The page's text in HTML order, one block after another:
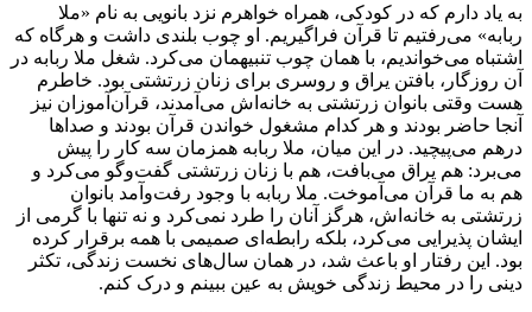
به یاد دارم که در کودکی، همراه خواهرم نزد بانویی به نام «ملا
ربابه» می‌رفتیم تا قرآن فراگیریم. او چوب بلندی داشت و هرگاه که
اشتباه می‌خواندیم، با همان چوب تنبیهمان می‌کرد. شغل ملا ربابه در
آن روزگار، بافتن یراق و روسری برای زنان زرتشتی بود. خاطرم
هست وقتی بانوان زرتشتی به خانه‌اش می‌آمدند، قرآن‌آموزان نیز
آنجا حاضر بودند و هر کدام مشغول خواندن قرآن بودند و صداها
درهم می‌پیچید. در این میان، ملا ربابه همزمان سه کار را پیش
می‌برد: هم یراق می‌بافت، هم با زنان زرتشتی گفت‌وگو می‌کرد و
هم به ما قرآن می‌آموخت. ملا ربابه با وجود رفت‌وآمد بانوان
زرتشتی به خانه‌اش، هرگز آنان را طرد نمی‌کرد و نه تنها با گرمی از
ایشان پذیرایی می‌کرد، بلکه رابطه‌ای صمیمی با همه برقرار کرده
بود. این رفتار او باعث شد، در همان سال‌های نخست زندگی، تکثر
دینی را در محیط زندگی خویش به عین ببینم و درک کنم.